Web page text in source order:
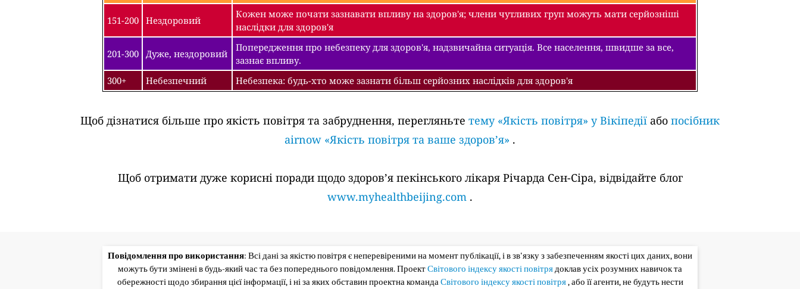
151-200 Нездоровий
Кожен може почати зазнавати впливу на здоров'я; члени чутливих груп можуть мати серйозніші
наслідки для здоров'я
201-300 Дуже, нездоровий
Попередження про небезпеку для здоров'я, надзвичайна ситуація. Все населення, швидше за все,
зазнає впливу.
300+
Небезпечний Небезпека: будь-хто може зазнати більш серйозних наслідків для здоров'я
Щоб дізнатися більше про якість повітря та забруднення, перегляньте тему «Якість повітря» у Вікіпедії або посібник
airnow «Якість повітря та ваше здоров’я» .
Щоб отримати дуже корисні поради щодо здоров’я пекінського лікаря Річарда Сен-Сіра, відвідайте блог
www.myhealthbeijing.com .
Повідомлення про використання: Всі дані за якістю повітря є неперевіреними на момент публікації, і в зв'язку з забезпеченням якості цих даних, вони
можуть бути змінені в будь-який час та без попереднього повідомлення. ПроектСвітового індексу якості повітрядоклав усіх розумних навичок та
обережності щодо збирання цієї інформації, і ні за яких обставин проектна командаСвітового індексу якості повітря, або її агенти, не будуть нести